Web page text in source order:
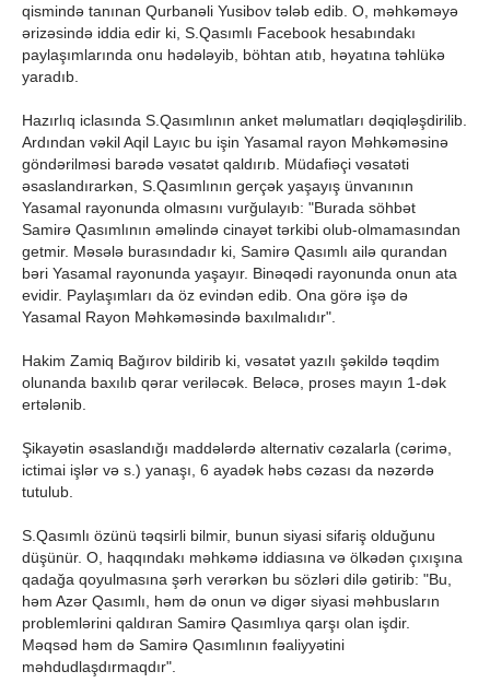
qismində tanınan Qurbanəli Yusibov tələb edib. O, məhkəməyə
ərizəsində iddia edir ki, S.Qasımlı Facebook hesabındakı
paylaşımlarında onu hədələyib, böhtan atıb, həyatına təhlükə
yaradıb.
Hazırlıq iclasında S.Qasımlının anket məlumatları dəqiqləşdirilib.
Ardından vəkil Aqil Layıc bu işin Yasamal rayon Məhkəməsinə
göndərilməsi barədə vəsatət qaldırıb. Müdafiəçi vəsatəti
əsaslandırarkən, S.Qasımlının gerçək yaşayış ünvanının
Yasamal rayonunda olmasını vurğulayıb: "Burada söhbət
Samirə Qasımlının əməlində cinayət tərkibi olub-olmamasından
getmir. Məsələ burasındadır ki, Samirə Qasımlı ailə qurandan
bəri Yasamal rayonunda yaşayır. Binəqədi rayonunda onun ata
evidir. Paylaşımları da öz evindən edib. Ona görə işə də
Yasamal Rayon Məhkəməsində baxılmalıdır".
Hakim Zamiq Bağırov bildirib ki, vəsatət yazılı şəkildə təqdim
olunanda baxılıb qərar veriləcək. Beləcə, proses mayın 1-dək
ertələnib.
Şikayətin əsaslandığı maddələrdə alternativ cəzalarla (cərimə,
ictimai işlər və s.) yanaşı, 6 ayadək həbs cəzası da nəzərdə
tutulub.
S.Qasımlı özünü təqsirli bilmir, bunun siyasi sifariş olduğunu
düşünür. O, haqqındakı məhkəmə iddiasına və ölkədən çıxışına
qadağa qoyulmasına şərh verərkən bu sözləri dilə gətirib: "Bu,
həm Azər Qasımlı, həm də onun və digər siyasi məhbusların
problemlərini qaldıran Samirə Qasımlıya qarşı olan işdir.
Məqsəd həm də Samirə Qasımlının fəaliyyətini
məhdudlaşdırmaqdır".